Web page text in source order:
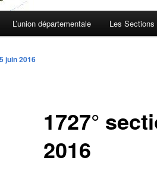
L’union départementale Les Sections
1727°
2016
juin 2016